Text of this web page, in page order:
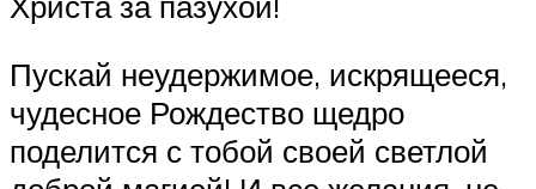
Пускай неудержимое, искрящееся,
чудесное Рождество щедро
поделится с тобой своей светлой